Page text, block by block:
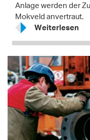
Anlage werden der
Mokveld anvertraut.
Weiterlesen